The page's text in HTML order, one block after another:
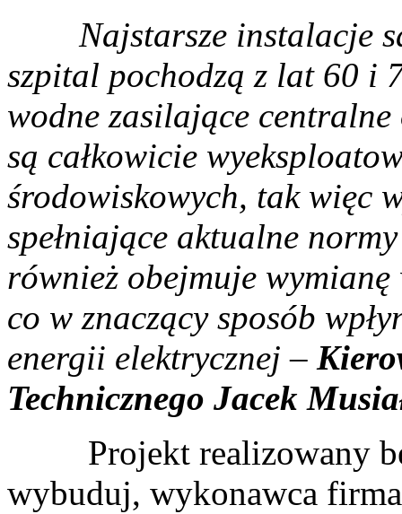
Najstarsze instalacje
szpital pochodzą z lat 60 i
wodne zasilające
są całkowicie
środowiskowych, tak więc
spełniające aktualne
również obejmuje
co w znaczący sposób
energii elektrycznej –
Technicznego Jacek
Projekt realizowany
wybuduj, wykonawca